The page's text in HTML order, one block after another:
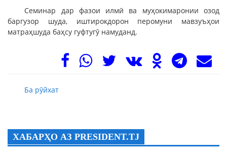
Семинар дар фазои илмӣ ва муҳокимаронии озод
баргузор шуда, иштирокдорон перомуни мавзуъҳои
матраҳшуда баҳсу гуфтугӯ намуданд.
Ба рӯйхат
ХАБАРҲО АЗ PRESIDENT.TJ